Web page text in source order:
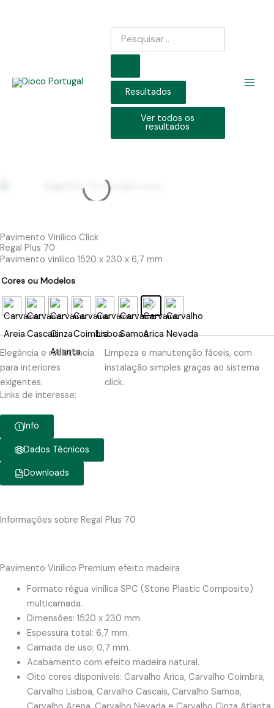
Resultados
Ver todos os
resultados
Pavimento Vinílico Click
Regal Plus 70
Pavimento vinílico 1520 x 230 x 6,7 mm
Cores ou Modelos
Elegância e resistência
para interiores
exigentes.
Limpeza e manutenção fáceis, com
instalação simples graças ao sistema
click.
Links de interesse:
Info
Dados Técnicos
Downloads
Informações sobre Regal Plus 70
Pavimento Vinílico Premium efeito madeira
Formato régua vinílica SPC (Stone Plastic Composite)
multicamada.
Dimensões: 1520 x 230 mm.
Espessura total: 6,7 mm.
Camada de uso: 0,7 mm.
Acabamento com efeito madeira natural.
Oito cores disponíveis: Carvalho Arica, Carvalho Coimbra,
Carvalho Lisboa, Carvalho Cascais, Carvalho Samoa,